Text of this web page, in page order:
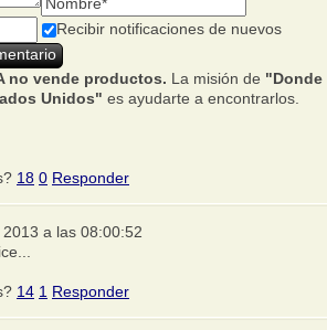
Recibir notificaciones de nuevos
no vende productos. La misión de "Donde
Unidos" es ayudarte a encontrarlos.
18 0 Responder
a las 08:00:52
14 1 Responder